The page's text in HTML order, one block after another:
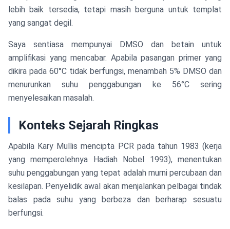
lebih baik tersedia, tetapi masih berguna untuk templat
yang sangat degil.
Saya sentiasa mempunyai DMSO dan betain untuk
amplifikasi yang mencabar. Apabila pasangan primer yang
dikira pada 60°C tidak berfungsi, menambah 5% DMSO dan
menurunkan suhu penggabungan ke 56°C sering
menyelesaikan masalah.
Konteks Sejarah Ringkas
Apabila Kary Mullis mencipta PCR pada tahun 1983 (kerja
yang memperolehnya Hadiah Nobel 1993), menentukan
suhu penggabungan yang tepat adalah murni percubaan dan
kesilapan. Penyelidik awal akan menjalankan pelbagai tindak
balas pada suhu yang berbeza dan berharap sesuatu
berfungsi.